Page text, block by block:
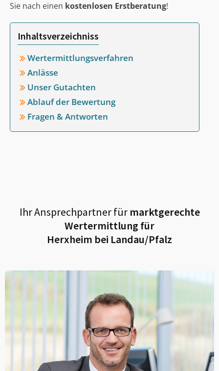
Sie nach einen kostenlosen Erstberatung!
Inhaltsverzeichniss
Wertermittlungsverfahren
Anlässe
Unser Gutachten
Ablauf der Bewertung
Fragen & Antworten
Ihr Ansprechpartner fürmarktgerechte
Wertermittlung für
Herxheim bei Landau/Pfalz